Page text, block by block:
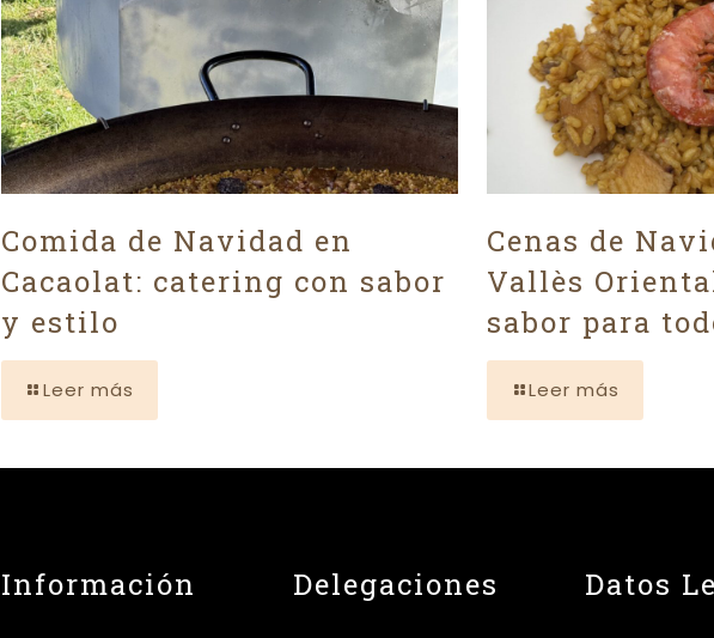
Comida de Navidad en
Cacaolat: catering con sabor
y estilo
Leer más
Cenas de
Vallès
sabor para
Leer más
Información Delegaciones Datos